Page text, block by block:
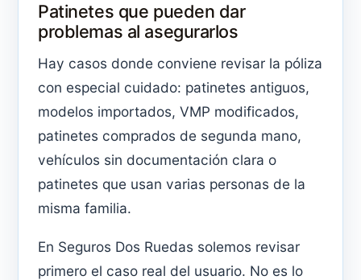
Patinetes que pueden dar
problemas al asegurarlos
Hay casos donde conviene revisar la póliza
con especial cuidado: patinetes antiguos,
modelos importados, VMP modificados,
patinetes comprados de segunda mano,
vehículos sin documentación clara o
patinetes que usan varias personas de la
misma familia.
En Seguros Dos Ruedas solemos revisar
primero el caso real del usuario. No es lo